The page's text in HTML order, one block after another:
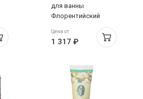
для ванны
Флорентийский
Цена от
1 317 ₽